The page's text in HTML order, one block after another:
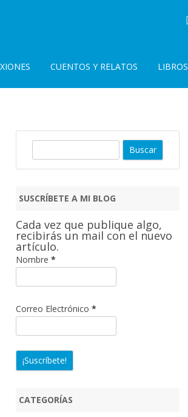
CUENTOS Y RELATOS LIBROS
a
r
SUSCRÍBETE A MI BLOG
Cada vez que publique algo,
recibirás un mail con el nuevo
artículo.
Nombre *
Correo Electrónico *
CATEGORÍAS